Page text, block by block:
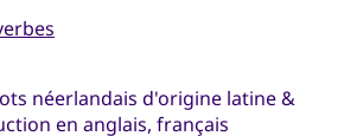
néerlandais d'origine latine &
en anglais, français